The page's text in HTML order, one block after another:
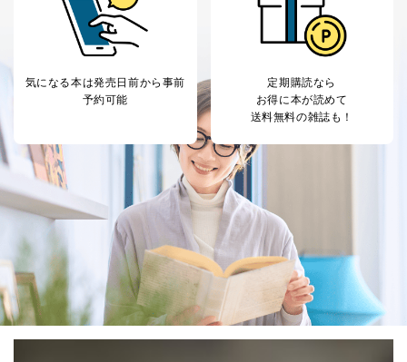
商品を購入された法人のお客様：氏名、会社名、部署
名、会社住所、電話番号、顧客番号、メールアドレス
採用に応募された方：氏名、住所、所属学校（会社）
お取引先様：会社名、部署名、氏名、住所
株主様：氏名、住所、（会社名）
C.代理人様による開示等のご請求
開示等のご請求をすることについて代理人に委任する場
合は、前項の書類に加えて、下記書類をご同封くださ
い。
ご本人様が委任状に捺印し、捺印した印鑑の印鑑登
録証明書を添付してください。
代理人様が親権者などの法定代理人の場合は、委任
状に代えて、ご本人様との関係がわかる戸籍謄本も
しくは抄本、または住民票をご提出いただくことも
可能です。
代理人本人であることを確認するための書類
下記書類のうち、いずれかを同封してください。
気になる本は発売日前から事前
予約可能
定期購読なら
お得に本が読めて
送料無料の雑誌も！